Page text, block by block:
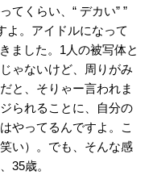
てくらい、“ デカい” ”
よ。アイドルになって
ました。1人の被写体と
ゃないけど、周りがみ
と、そりゃー言われま
られることに、自分の
やってるんですよ。こ
い）。でも、そんな感
35歳。